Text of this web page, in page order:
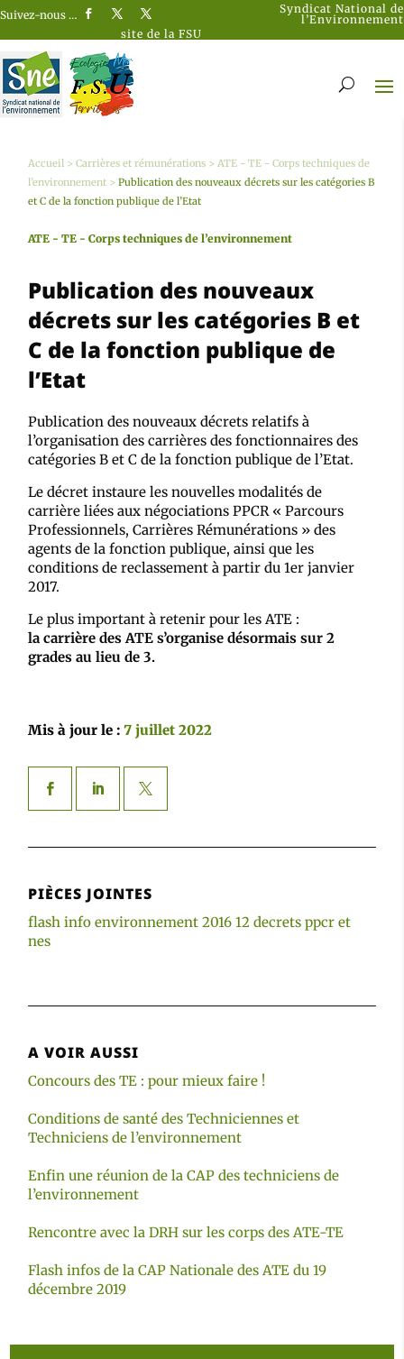
Suivez-nous …
Syndicat National de
l’Environnement
site de la FSU
Accueil >Carrières et rémunérations >ATE - TE - Corps techniques de
l’environnement >Publication des nouveaux décrets sur les catégories B
et C de la fonction publique de l’Etat
ATE - TE - Corps techniques de l’environnement
Publication des nouveaux
décrets sur les catégories B et
C de la fonction publique de
l’Etat
Publication des nouveaux décrets relatifs à
l’organisation des carrières des fonctionnaires des
catégories B et C de la fonction publique de l’Etat.
Le décret instaure les nouvelles modalités de
carrière liées aux négociations PPCR « Parcours
Professionnels, Carrières Rémunérations » des
agents de la fonction publique, ainsi que les
conditions de reclassement à partir du 1er janvier
2017.
Le plus important à retenir pour les ATE :
la carrière des ATE s’organise désormais sur 2
grades au lieu de 3.
Mis à jour le :7 juillet 2022
PIÈCES JOINTES
flash info environnement 2016 12 decrets ppcr et
nes
A VOIR AUSSI
Concours des TE : pour mieux faire !
Conditions de santé des Techniciennes et
Techniciens de l’environnement
Enfin une réunion de la CAP des techniciens de
l’environnement
Rencontre avec la DRH sur les corps des ATE-TE
Flash infos de la CAP Nationale des ATE du 19
décembre 2019